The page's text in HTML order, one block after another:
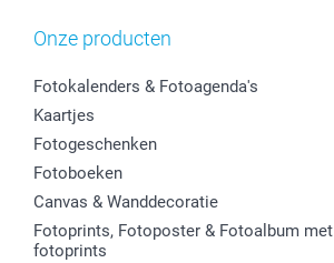
Onze producten
Fotokalenders & Fotoagenda's
Kaartjes
Fotogeschenken
Fotoboeken
Canvas & Wanddecoratie
Fotoprints, Fotoposter & Fotoalbum met
fotoprints